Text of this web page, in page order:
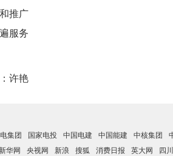
推广
服务
许艳
集团 国家电投 中国电建 中国能建 中核集团
新华网 央视网 新浪 搜狐 消费日报 英大网 四